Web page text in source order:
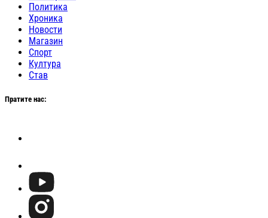
Политика
Хроника
Новости
Магазин
Спорт
Култура
Став
Пратите нас: